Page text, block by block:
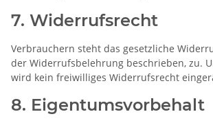
7. Widerrufsrecht
Verbrauchern steht das gesetzliche
der Widerrufsbelehrung beschrieben, zu.
wird kein freiwilliges Widerrufsrecht
8. Eigentumsvorbehalt